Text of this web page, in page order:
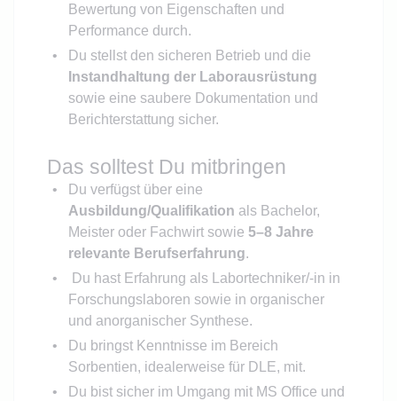
Bewertung von Eigenschaften und
Performance durch.
Du stellst den sicheren Betrieb und die
Instandhaltung der Laborausrüstung
sowie eine saubere Dokumentation und
Berichterstattung sicher.
Das solltest Du mitbringen
Du verfügst über eine
Ausbildung/Qualifikation als Bachelor,
Meister oder Fachwirt sowie 5–8 Jahre
relevante Berufserfahrung.
Du hast Erfahrung als Labortechniker/-in in
Forschungslaboren sowie in organischer
und anorganischer Synthese.
Du bringst Kenntnisse im Bereich
Sorbentien, idealerweise für DLE, mit.
Du bist sicher im Umgang mit MS Office und